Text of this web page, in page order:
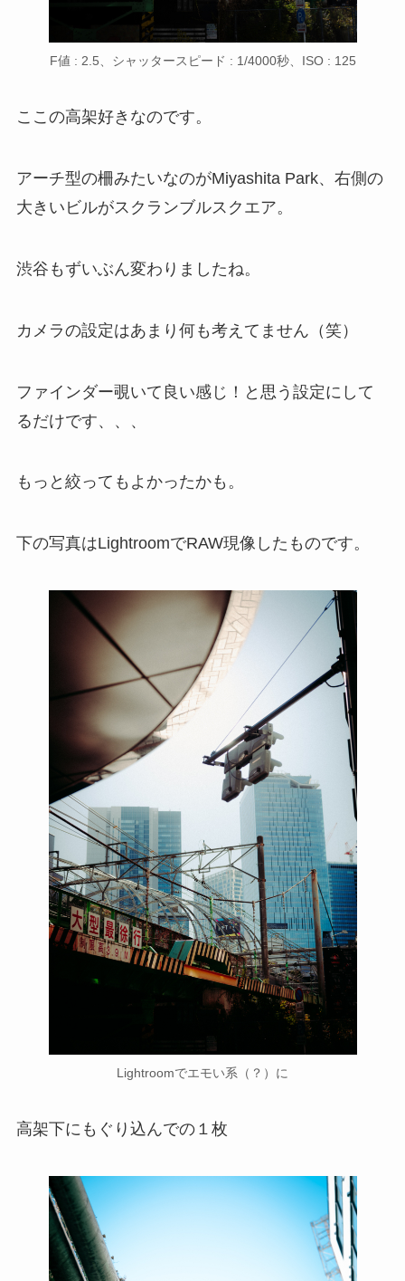
F値 : 2.5、シャッタースピード : 1/4000秒、ISO : 125
ここの高架好きなのです。
アーチ型の柵みたいなのがMiyashita Park、右側の
大きいビルがスクランブルスクエア。
渋谷もずいぶん変わりましたね。
カメラの設定はあまり何も考えてません（笑）
ファインダー覗いて良い感じ！と思う設定にして
るだけです、、、
もっと絞ってもよかったかも。
下の写真はLightroomでRAW現像したものです。
Lightroomでエモい系（？）に
高架下にもぐり込んでの１枚